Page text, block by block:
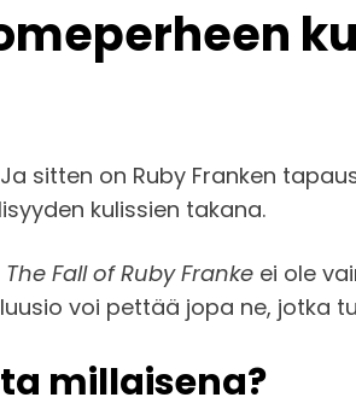
sitten on Ruby Franken
kulissien takana.
Fall of Ruby Franke ei ole
voi pettää jopa ne, jotka
millaisena?